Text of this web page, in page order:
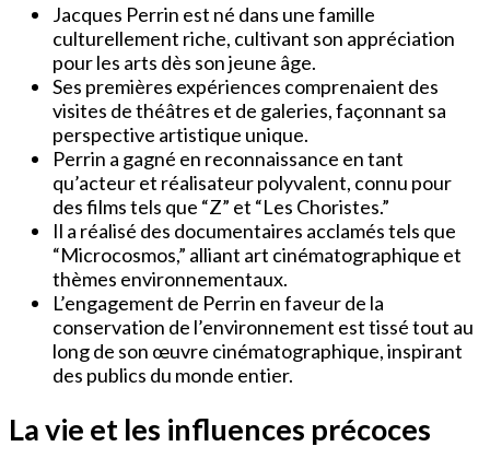
Jacques Perrin est né dans une famille
culturellement riche, cultivant son appréciation
pour les arts dès son jeune âge.
Ses premières expériences comprenaient des
visites de théâtres et de galeries, façonnant sa
perspective artistique unique.
Perrin a gagné en reconnaissance en tant
qu’acteur et réalisateur polyvalent, connu pour
des films tels que “Z” et “Les Choristes.”
Il a réalisé des documentaires acclamés tels que
“Microcosmos,” alliant art cinématographique et
thèmes environnementaux.
L’engagement de Perrin en faveur de la
conservation de l’environnement est tissé tout au
long de son œuvre cinématographique, inspirant
des publics du monde entier.
La vie et les influences précoces